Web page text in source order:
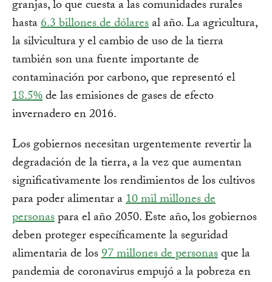
granjas, lo que cuesta a las comunidades rurales
hasta6.3 billones de dólaresal año. La agricultura,
la silvicultura y el cambio de uso de la tierra
también son una fuente importante de
contaminación por carbono, que representó el
18.5%de las emisiones de gases de efecto
invernadero en 2016.
Los gobiernos necesitan urgentemente revertir la
degradación de la tierra, a la vez que aumentan
significativamente los rendimientos de los cultivos
para poder alimentar a10 mil millones de
personaspara el año 2050. Este año, los gobiernos
deben proteger específicamente la seguridad
alimentaria de los97 millones de personasque la
pandemia de coronavirus empujó a la pobreza en